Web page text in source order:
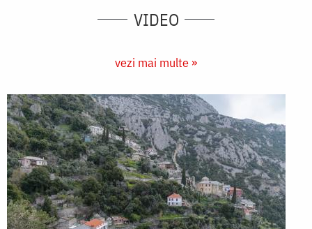
VIDEO
vezi mai multe »